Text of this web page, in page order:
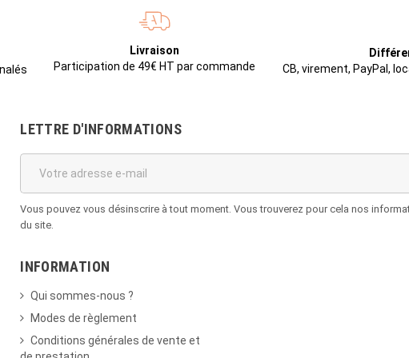
Livraison
Participation de 49€ HT par commande
CB, virement, PayPal,
LETTRE D'INFORMATIONS
Vous pouvez vous désinscrire à tout moment. Vous trouverez pour cela nos
du site.
INFORMATION
Qui sommes-nous ?
Modes de règlement
Conditions générales de vente et